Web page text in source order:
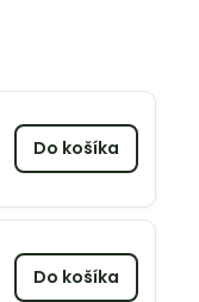
Do košíka
Do košíka